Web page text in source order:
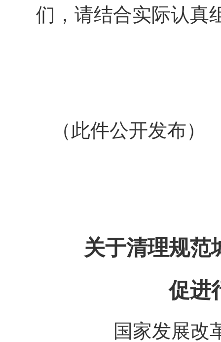
们，请结合实际认真
（此件公开发布）
关于清理规范
促进
国家发展